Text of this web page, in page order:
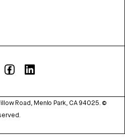
Road, Menlo Park, CA 94025. ©